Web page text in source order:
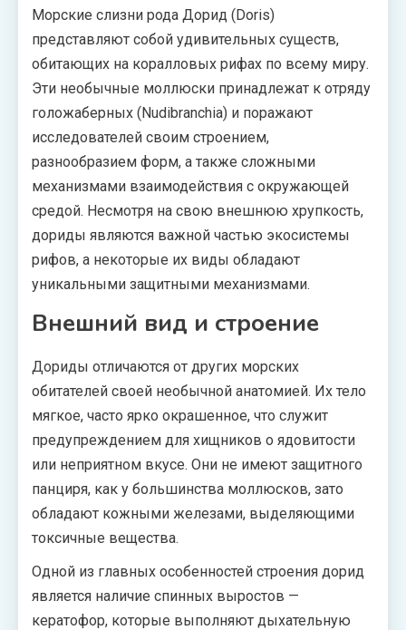
Морские слизни рода Дорид (Doris)
представляют собой удивительных существ,
обитающих на коралловых рифах по всему миру.
Эти необычные моллюски принадлежат к отряду
голожаберных (Nudibranchia) и поражают
исследователей своим строением,
разнообразием форм, а также сложными
механизмами взаимодействия с окружающей
средой. Несмотря на свою внешнюю хрупкость,
дориды являются важной частью экосистемы
рифов, а некоторые их виды обладают
уникальными защитными механизмами.
Внешний вид и строение
Дориды отличаются от других морских
обитателей своей необычной анатомией. Их тело
мягкое, часто ярко окрашенное, что служит
предупреждением для хищников о ядовитости
или неприятном вкусе. Они не имеют защитного
панциря, как у большинства моллюсков, зато
обладают кожными железами, выделяющими
токсичные вещества.
Одной из главных особенностей строения дорид
является наличие спинных выростов —
кератофор, которые выполняют дыхательную